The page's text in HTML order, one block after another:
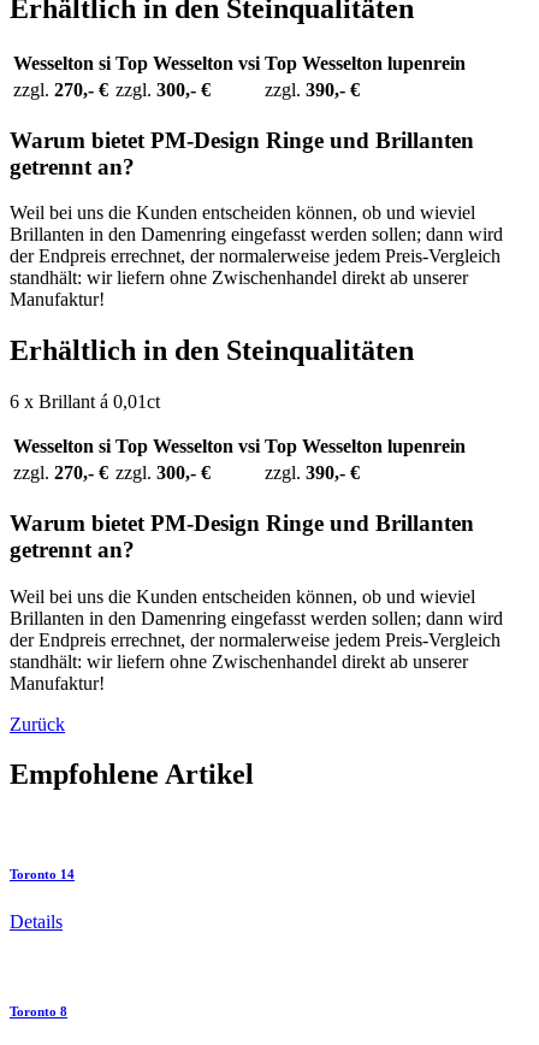
Erhältlich in den Steinqualitäten
Wesselton si Top Wesselton vsi Top Wesselton lupenrein
zzgl. 270,- € zzgl. 300,- € zzgl. 390,- €
Warum bietet PM-Design Ringe und Brillanten
getrennt an?
Weil bei uns die Kunden entscheiden können, ob und wieviel
Brillanten in den Damenring eingefasst werden sollen; dann wird
der Endpreis errechnet, der normalerweise jedem Preis-Vergleich
standhält: wir liefern ohne Zwischenhandel direkt ab unserer
Manufaktur!
Erhältlich in den Steinqualitäten
6 x Brillant á 0,01ct
Wesselton si Top Wesselton vsi Top Wesselton lupenrein
zzgl. 270,- € zzgl. 300,- € zzgl. 390,- €
Warum bietet PM-Design Ringe und Brillanten
getrennt an?
Weil bei uns die Kunden entscheiden können, ob und wieviel
Brillanten in den Damenring eingefasst werden sollen; dann wird
der Endpreis errechnet, der normalerweise jedem Preis-Vergleich
standhält: wir liefern ohne Zwischenhandel direkt ab unserer
Manufaktur!
Zurück
Empfohlene Artikel
Toronto 14
Details
Toronto 8